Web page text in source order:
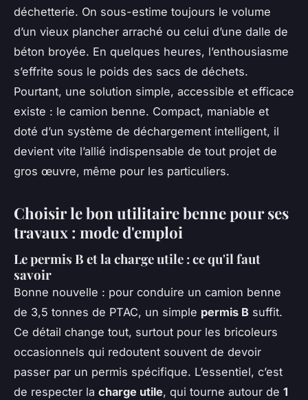
déchetterie. On sous-estime toujours le volume
d’un vieux plancher arraché ou celui d’une dalle de
béton broyée. En quelques heures, l’enthousiasme
s’effrite sous le poids des sacs de déchets.
Pourtant, une solution simple, accessible et efficace
existe : le camion benne. Compact, maniable et
doté d’un système de déchargement intelligent, il
devient vite l’allié indispensable de tout projet de
gros œuvre, même pour les particuliers.
Choisir le bon utilitaire benne pour ses
travaux : mode d'emploi
Le permis B et la charge utile : ce qu'il faut
savoir
Bonne nouvelle : pour conduire un camion benne
de 3,5 tonnes de PTAC, un simple permis B suffit.
Ce détail change tout, surtout pour les bricoleurs
occasionnels qui redoutent souvent de devoir
passer par un permis spécifique. L’essentiel, c’est
de respecter la charge utile, qui tourne autour de 1